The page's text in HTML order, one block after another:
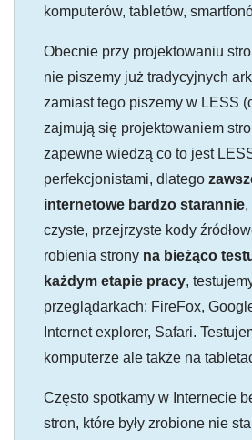
komputerów, tabletów,
Obecnie przy projektowaniu
nie piszemy już tradycyjnych
zamiast tego piszemy w LESS
zajmują się projektowaniem
zapewne wiedzą co to jest
perfekcjonistami, dlatego
internetowe bardzo starannie,
czyste, przejrzyste kody
robienia strony na bieżąco
każdym etapie pracy,
przeglądarkach: FireFox,
Internet explorer, Safari.
komputerze ale także na
Często spotkamy w Internecie
stron, które były zrobione nie